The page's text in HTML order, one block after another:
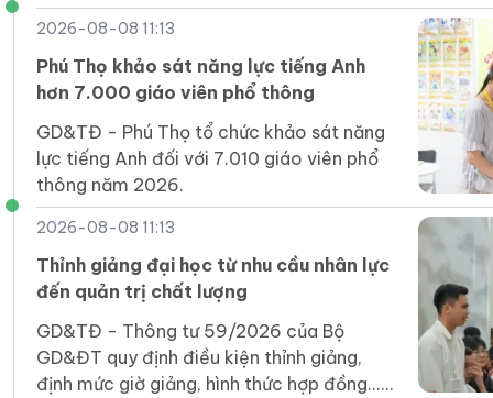
các phân hiệu, điểm trường.
2026-08-08 11:13
Phú Thọ khảo sát năng lực tiếng Anh
hơn 7.000 giáo viên phổ thông
GD&TĐ - Phú Thọ tổ chức khảo sát năng
lực tiếng Anh đối với 7.010 giáo viên phổ
thông năm 2026.
2026-08-08 11:13
Thỉnh giảng đại học từ nhu cầu nhân lực
đến quản trị chất lượng
GD&TĐ - Thông tư 59/2026 của Bộ
GD&ĐT quy định điều kiện thỉnh giảng,
định mức giờ giảng, hình thức hợp đồng...